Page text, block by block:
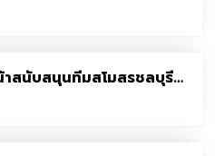
าสนับสนุนทีมสโมสรชลบุรี
าลใหม่ 2023-2024